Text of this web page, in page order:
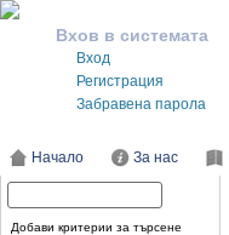
Начало За нас
Вхов в системата
Вход
Регистрация
Забравена парола
Добави критерии за търсене